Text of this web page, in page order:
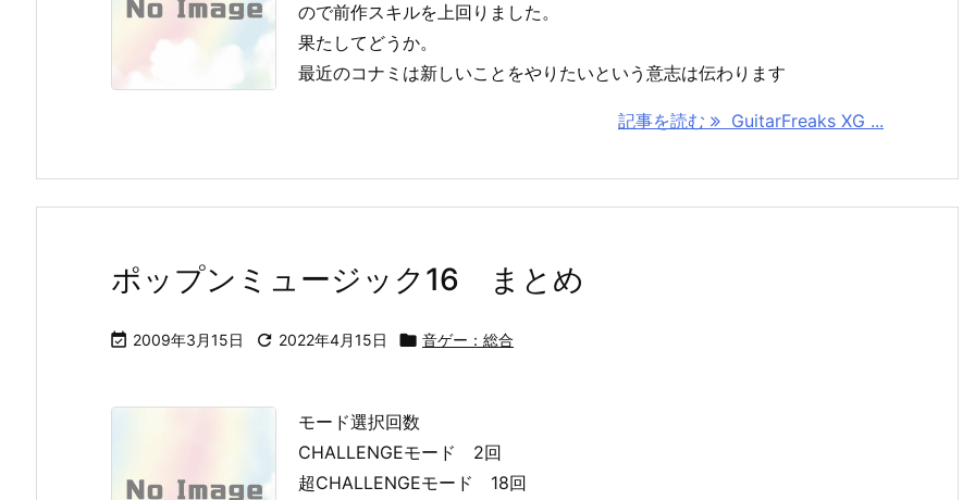
ので前作スキルを上回りました。
果たしてどうか。
最近のコナミは新しいことをやりたいという意志は伝わります
記事を読む GuitarFreaks XG ...
ポップンミュージック16 まとめ
 2009年3月15日  2022年4月15日  音ゲー：総合
モード選択回数
CHALLENGEモード 2回
超CHALLENGEモード 18回